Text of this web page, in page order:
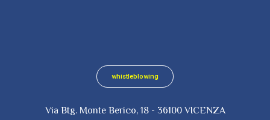
whistleblowing
Via Btg. Monte Berico, 18 - 36100 VICENZA